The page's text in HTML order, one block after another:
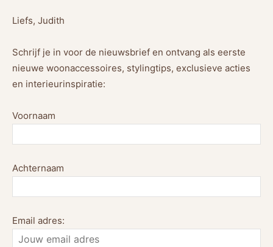
Liefs, Judith
Schrijf je in voor de nieuwsbrief en ontvang als eerste
nieuwe woonaccessoires, stylingtips, exclusieve acties
en interieurinspiratie:
Voornaam
Achternaam
Email adres: